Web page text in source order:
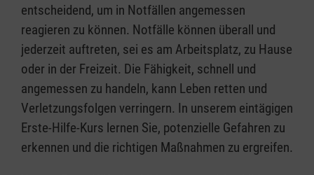
entscheidend, um in Notfällen angemessen
reagieren zu können. Notfälle können überall und
jederzeit auftreten, sei es am Arbeitsplatz, zu Hause
oder in der Freizeit. Die Fähigkeit, schnell und
angemessen zu handeln, kann Leben retten und
Verletzungsfolgen verringern. In unserem eintägigen
Erste-Hilfe-Kurs lernen Sie, potenzielle Gefahren zu
erkennen und die richtigen Maßnahmen zu ergreifen.